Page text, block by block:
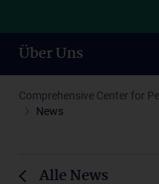
Über Uns
Comprehensive Center for
News
Alle News